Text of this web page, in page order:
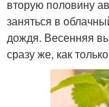
Зимние
вторую половину
заняться в
дождя. Весенняя
сразу же, как